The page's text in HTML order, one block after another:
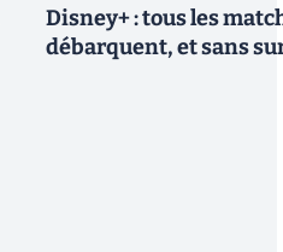
Disney+ : tous les
débarquent, et sans